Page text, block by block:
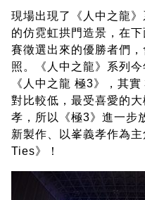
現場出現了《人中之龍》
的仿霓虹拱門造景，在
賽徵選出來的優勝者們
照。《人中之龍》系列
《人中之龍 極3》，其
對比較低，最受喜愛的
孝，所以《極3》進一步
新製作、以峯義孝作為
Ties》！